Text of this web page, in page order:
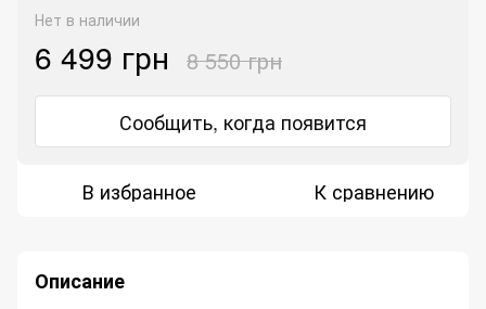
Нет в наличии
6 499 грн 8 550 грн
Сообщить, когда появится
В избранное К сравнению
Описание